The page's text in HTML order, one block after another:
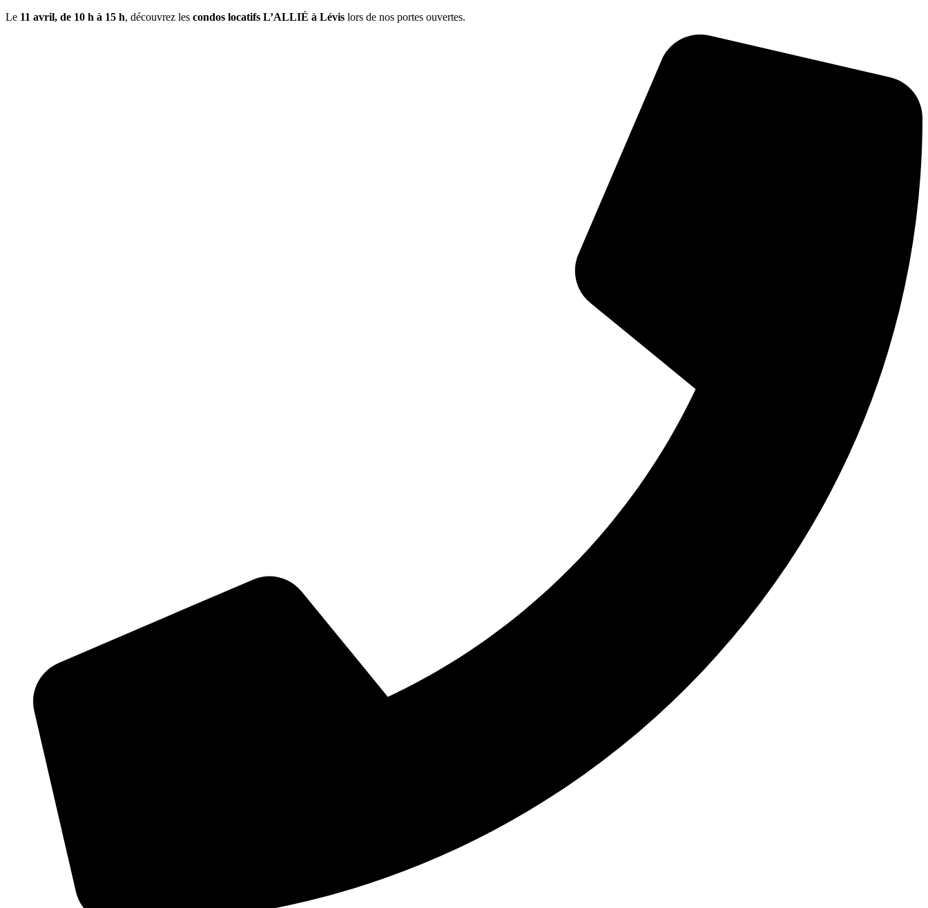
Le 11 avril, de 10 h à 15 h, découvrez les condos locatifs L’ALLIÉ à Lévis lors de nos portes ouvertes.